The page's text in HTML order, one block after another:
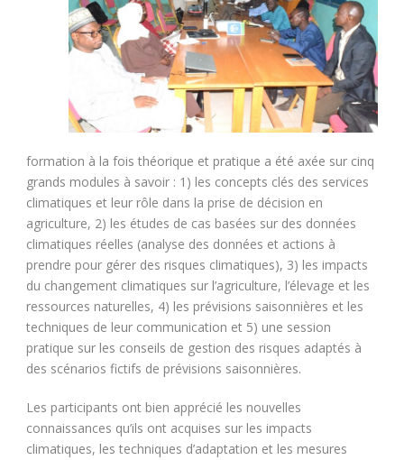
formation à la fois théorique et pratique a été axée sur cinq
grands modules à savoir : 1) les concepts clés des services
climatiques et leur rôle dans la prise de décision en
agriculture, 2) les études de cas basées sur des données
climatiques réelles (analyse des données et actions à
prendre pour gérer des risques climatiques), 3) les impacts
du changement climatiques sur l’agriculture, l’élevage et les
ressources naturelles, 4) les prévisions saisonnières et les
techniques de leur communication et 5) une session
pratique sur les conseils de gestion des risques adaptés à
des scénarios fictifs de prévisions saisonnières.
Les participants ont bien apprécié les nouvelles
connaissances qu’ils ont acquises sur les impacts
climatiques, les techniques d’adaptation et les mesures